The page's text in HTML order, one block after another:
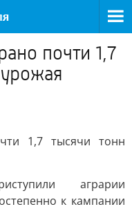
почти 1,7
1,7 тысячи тонн
аграрии
к кампании